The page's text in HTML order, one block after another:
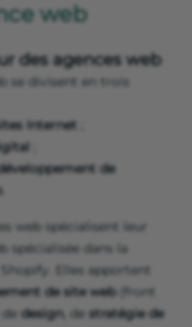
web
des agences web
se divisent en trois
Internet
de
.
web spécialisent leur
spécialisée dans la
Elles apportent
de site web
(front
design, de stratégie de